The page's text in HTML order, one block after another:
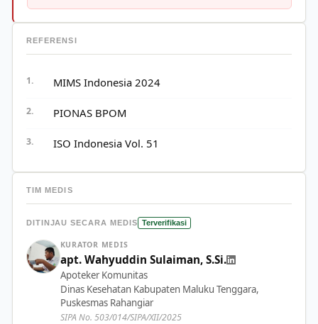
REFERENSI
MIMS Indonesia 2024
PIONAS BPOM
ISO Indonesia Vol. 51
TIM MEDIS
DITINJAU SECARA MEDIS Terverifikasi
KURATOR MEDIS
apt. Wahyuddin Sulaiman, S.Si.
Apoteker Komunitas
Dinas Kesehatan Kabupaten Maluku Tenggara,
Puskesmas Rahangiar
SIPA No. 503/014/SIPA/XII/2025